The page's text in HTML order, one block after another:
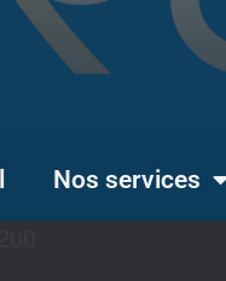
Nos services